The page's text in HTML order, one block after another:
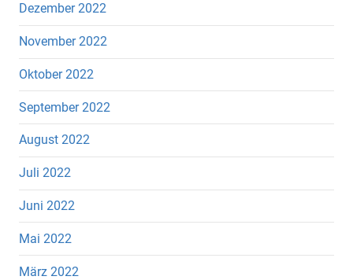
Dezember 2022
November 2022
Oktober 2022
September 2022
August 2022
Juli 2022
Juni 2022
Mai 2022
März 2022